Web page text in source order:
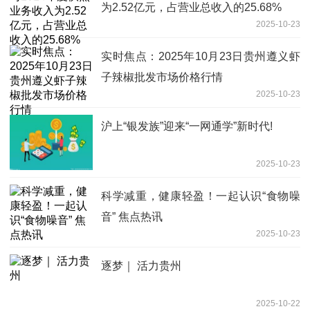
为2.52亿元，占营业总收入的25.68%
2025-10-23
实时焦点：2025年10月23日贵州遵义虾
子辣椒批发市场价格行情
2025-10-23
沪上“银发族”迎来“一网通学”新时代!
2025-10-23
科学减重，健康轻盈！一起认识“食物噪
音” 焦点热讯
2025-10-23
逐梦｜ 活力贵州
2025-10-22